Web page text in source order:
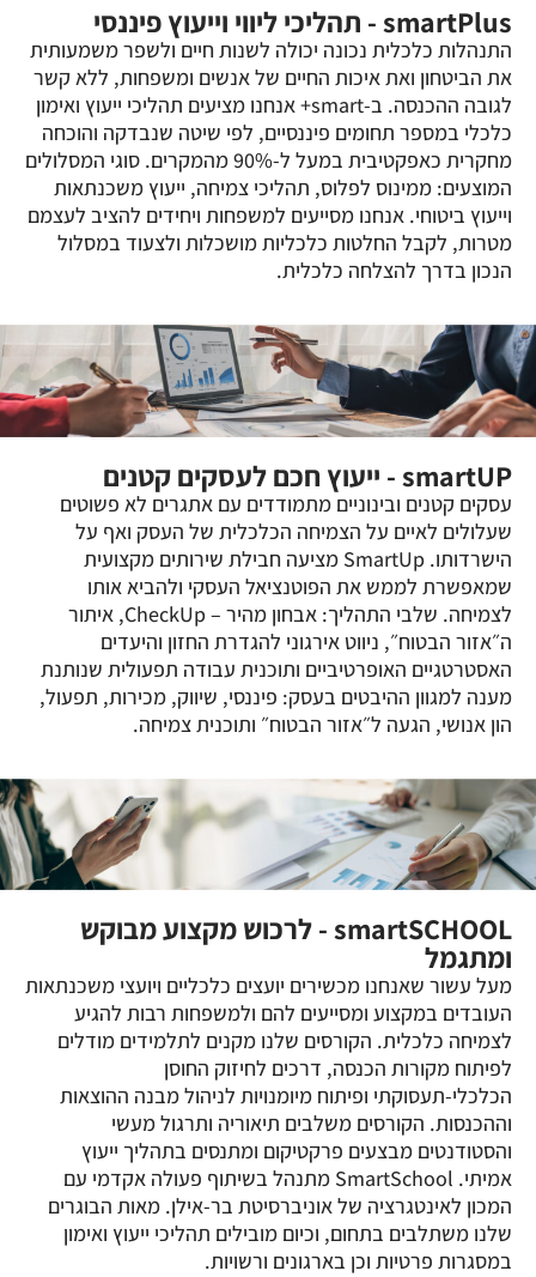
smartPlus - תהליכי ליווי וייעוץ פיננסי
התנהלות כלכלית נכונה יכולה לשנות חיים ולשפר משמעותית
את הביטחון ואת איכות החיים של אנשים ומשפחות, ללא קשר
לגובה ההכנסה. ב-smart+ אנחנו מציעים תהליכי ייעוץ ואימון
כלכלי במספר תחומים פיננסיים, לפי שיטה שנבדקה והוכחה
מחקרית כאפקטיבית במעל ל-90% מהמקרים. סוגי המסלולים
המוצעים: ממינוס לפלוס, תהליכי צמיחה, ייעוץ משכנתאות
וייעוץ ביטוחי. אנחנו מסייעים למשפחות ויחידים להציב לעצמם
מטרות, לקבל החלטות כלכליות מושכלות ולצעוד במסלול
הנכון בדרך להצלחה כלכלית.
smartUP - ייעוץ חכם לעסקים קטנים
עסקים קטנים ובינוניים מתמודדים עם אתגרים לא פשוטים
שעלולים לאיים על הצמיחה הכלכלית של העסק ואף על
הישרדותו. SmartUp מציעה חבילת שירותים מקצועית
שמאפשרת לממש את הפוטנציאל העסקי ולהביא אותו
לצמיחה. שלבי התהליך: אבחון מהיר – CheckUp, איתור
ה״אזור הבטוח״, ניווט אירגוני להגדרת החזון והיעדים
האסטרטגיים האופרטיביים ותוכנית עבודה תפעולית שנותנת
מענה למגוון ההיבטים בעסק: פיננסי, שיווק, מכירות, תפעול,
הון אנושי, הגעה ל״אזור הבטוח״ ותוכנית צמיחה.
smartSCHOOL - לרכוש מקצוע מבוקש
ומתגמל
מעל עשור שאנחנו מכשירים יועצים כלכליים ויועצי משכנתאות
העובדים במקצוע ומסייעים להם ולמשפחות רבות להגיע
לצמיחה כלכלית. הקורסים שלנו מקנים לתלמידים מודלים
לפיתוח מקורות הכנסה, דרכים לחיזוק החוסן
הכלכלי-תעסוקתי ופיתוח מיומנויות לניהול מבנה ההוצאות
וההכנסות. הקורסים משלבים תיאוריה ותרגול מעשי
והסטודנטים מבצעים פרקטיקום ומתנסים בתהליך ייעוץ
אמיתי. SmartSchool מתנהל בשיתוף פעולה אקדמי עם
המכון לאינטגרציה של אוניברסיטת בר-אילן. מאות הבוגרים
שלנו משתלבים בתחום, וכיום מובילים תהליכי ייעוץ ואימון
במסגרות פרטיות וכן בארגונים ורשויות.